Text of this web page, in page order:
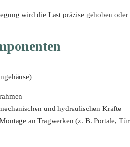
wird die Last präzise gehoben oder
und hydraulischen Kräfte
an Tragwerken (z. B. Portale,